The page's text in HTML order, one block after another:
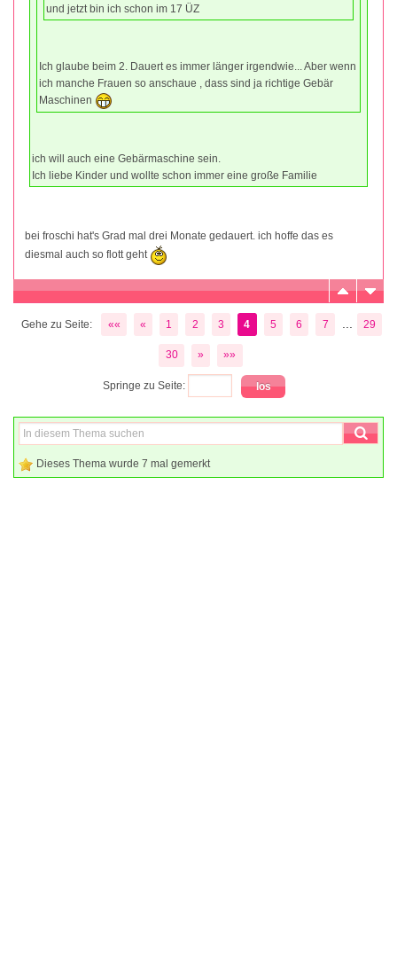
und jetzt bin ich schon im 17 ÜZ
Ich glaube beim 2. Dauert es immer länger irgendwie... Aber wenn
ich manche Frauen so anschaue , dass sind ja richtige Gebär
Maschinen
ich will auch eine Gebärmaschine sein.
Ich liebe Kinder und wollte schon immer eine große Familie
bei froschi hat's Grad mal drei Monate gedauert. ich hoffe das es
diesmal auch so flott geht
Gehe zu Seite: «« « 1 2 3 4 5 6 7 29
30 » »»
Springe zu Seite:
Dieses Thema wurde 7 mal gemerkt